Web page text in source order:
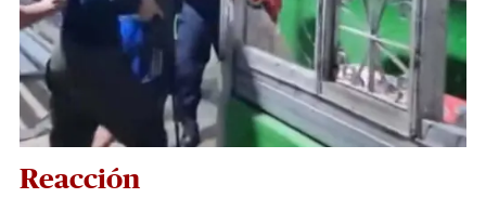
Reacción